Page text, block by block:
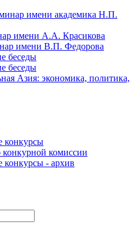
имени академика Н.П.
имени А.А. Красикова
имени В.П. Федорова
беседы
беседы
Азия: экономика, политика,
конкурсы
комиссии
конкурсы - архив